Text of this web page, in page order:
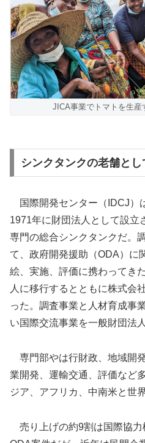
JICA事業でトマトを生産
シンクタンクの老舗と
国際開発センター（IDCJ）
1971年に財団法人として設立
専門の総合シンクタンクだ。
て、政府開発援助（ODA）に
絵、実施、評価に携わってき
人に移行するとともに株式会
った。調査事業と人材育成事
い国際交流事業を一般財団法
専門部やは行財政、地域開
業開発、運輸交通、評価など
ジア、アフリカ、中南米と世
売り上げの約9割は国際協力